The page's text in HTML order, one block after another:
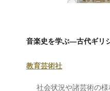
音楽史を学ぶ―古代ギリ
教育芸術社
社会状況や諸芸術の